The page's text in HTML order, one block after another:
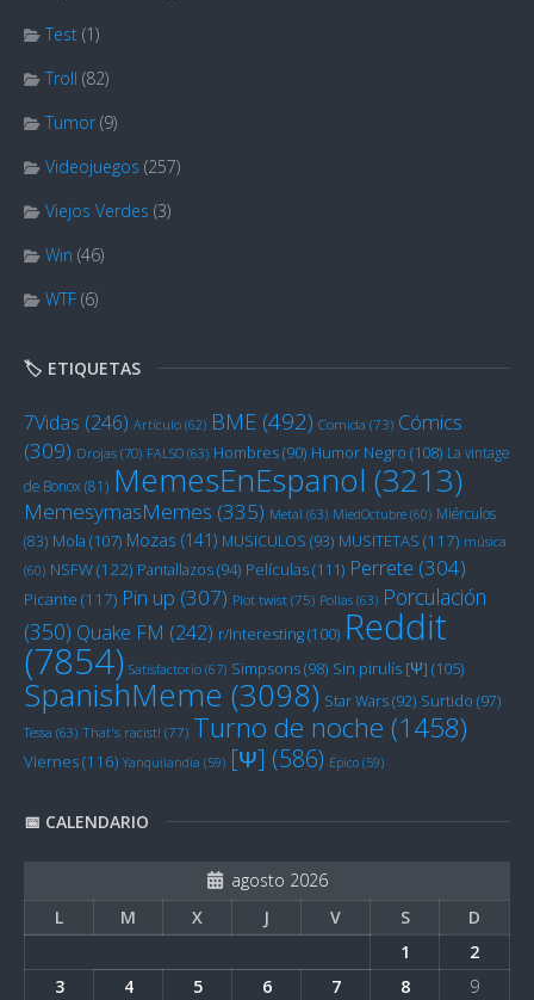
Test (1)
Troll (82)
Tumor (9)
Videojuegos (257)
Viejos Verdes (3)
Win (46)
WTF (6)
🏷️ ETIQUETAS
7Vidas (246) Artículo (62) BME (492) Comida (73) Cómics
(309) Drojas (70) FALSO (63) Hombres(90) Humor Negro (108) La vintage
de Bonox(81) MemesEnEspanol (3213)
MemesymasMemes (335) Metal (63) MiedOctubre (60) Miérculos
(83) Mola (107) Mozas (141) MUSICULOS (93) MUSITETAS (117) música
(60) NSFW(122) Pantallazos(94) Películas(111) Perrete (304)
Picante (117) Pin up (307) Plot twist (75) Pollas (63) Porculación
(350) Quake FM (242) r/Interesting(100) Reddit
(7854) Satisfactorio (67) Simpsons(98) Sin pirulís [Ψ] (105)
SpanishMeme (3098) Star Wars(92) Surtido (97)
Tessa (63) That's racist! (77) Turno de noche (1458)
Viernes(116) Yanquilandia (59) [Ψ] (586) Épico (59)
📅 CALENDARIO
agosto 2026
L
M X J V S
D
1
2
3
4 5 6 7 8 9